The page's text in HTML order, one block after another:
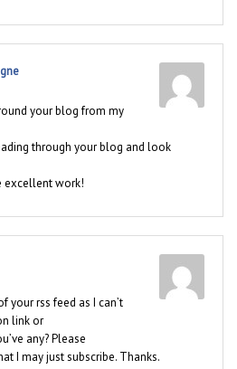
your blog from my
through your blog and look
excellent work!
your rss feed as I can’t
link or
any? Please
I may just subscribe. Thanks.